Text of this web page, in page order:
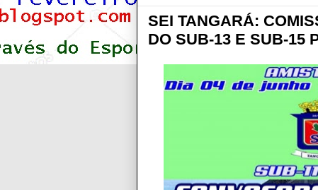
SEI TANGARÁ:
DO SUB-13 E SUB-15